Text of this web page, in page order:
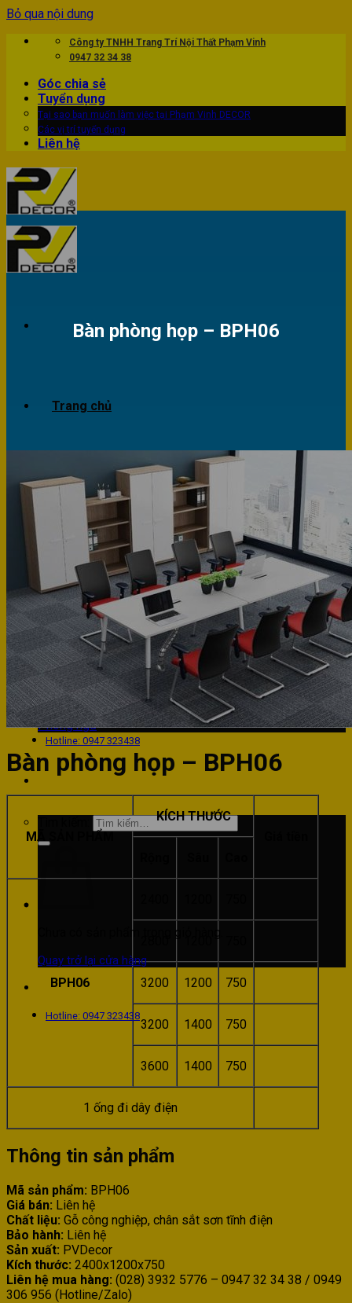
Bỏ qua nội dung
Công ty TNHH Trang Trí Nội Thất Phạm Vinh
0947 32 34 38
Góc chia sẻ
Tuyển dụng
Tại sao bạn muốn làm việc tại Phạm Vinh DECOR
Các vị trí tuyển dụng
Liên hệ
Trang chủ
Giới thiệu
Dự án
Công trình văn phòng
Công trình nhà ở
Sản phẩm
Văn phòng
Phòng khách
Phòng bếp
Phòng ngủ
Hotline: 0947 323438
Chưa có sản phẩm trong giỏ hàng.
Quay trở lại cửa hàng
Hotline: 0947 323438
Bàn phòng họp – BPH06
Bàn phòng họp – BPH06
MÃ SẢN PHẨM
KÍCH THƯỚC
BPH06 3200 1200 750
3200 1400 750
3600 1400 750
1 ống đi dây điện
Thông tin sản phẩm
Mã sản phẩm: BPH06
Giá bán: Liên hệ
Chất liệu: Gỗ công nghiệp, chân sắt sơn tĩnh điện
Bảo hành: Liên hệ
Sản xuất: PVDecor
Kích thước: 2400x1200x750
Liên hệ mua hàng: (028) 3932 5776 – 0947 32 34 38 / 0949
306 956 (Hotline/Zalo)